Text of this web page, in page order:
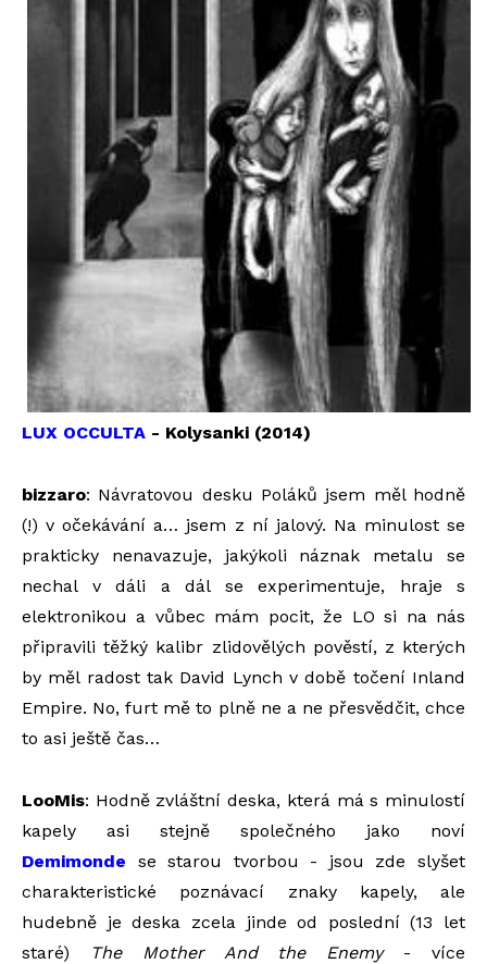
LUX OCCULTA - Kolysanki (2014)
bizzaro: Návratovou desku Poláků jsem měl hodně
(!) v očekávání a… jsem z ní jalový. Na minulost se
prakticky nenavazuje, jakýkoli náznak metalu se
nechal v dáli a dál se experimentuje, hraje s
elektronikou a vůbec mám pocit, že LO si na nás
připravili těžký kalibr zlidovělých pověstí, z kterých
by měl radost tak David Lynch v době točení Inland
Empire. No, furt mě to plně ne a ne přesvědčit, chce
to asi ještě čas…
LooMis: Hodně zvláštní deska, která má s minulostí
kapely asi stejně společného jako noví
Demimonde se starou tvorbou - jsou zde slyšet
charakteristické poznávací znaky kapely, ale
hudebně je deska zcela jinde od poslední (13 let
staré)
The Mother And the Enemy- více